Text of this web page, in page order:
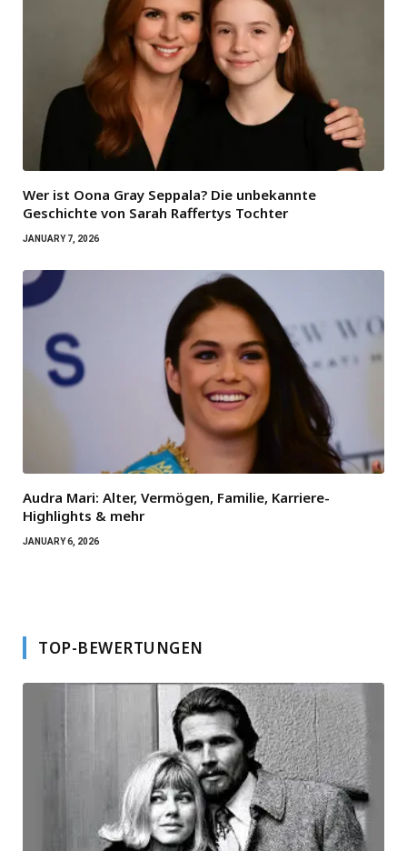
Wer ist Oona Gray Seppala? Die unbekannte
Geschichte von Sarah Raffertys Tochter
JANUARY 7, 2026
Audra Mari: Alter, Vermögen, Familie, Karriere-
Highlights & mehr
JANUARY 6, 2026
TOP-BEWERTUNGEN